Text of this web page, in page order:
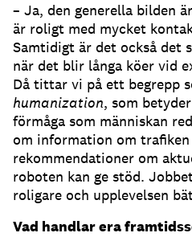
– Ja, den generella bilden
är roligt med mycket
Samtidigt är det också det
när det blir långa köer vid
Då tittar vi på ett begrepp
humanization, som
förmåga som människan
om information om
rekommendationer om
roboten kan ge stöd.
roligare och upplevelsen
Vad handlar era